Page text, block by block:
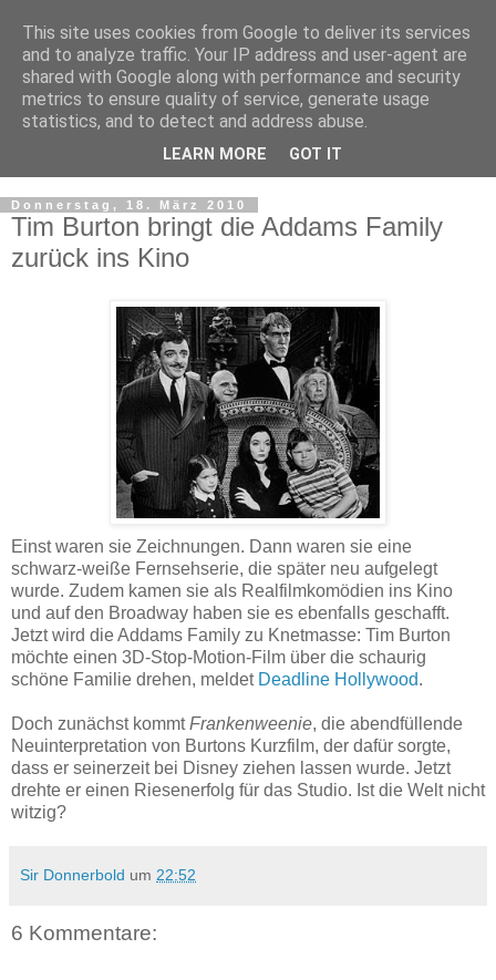
Donnerstag, 18. März 2010
Tim Burton bringt die Addams Family
zurück ins Kino
Einst waren sie Zeichnungen. Dann waren sie eine
schwarz-weiße Fernsehserie, die später neu aufgelegt
wurde. Zudem kamen sie als Realfilmkomödien ins Kino
und auf den Broadway haben sie es ebenfalls geschafft.
Jetzt wird die Addams Family zu Knetmasse: Tim Burton
möchte einen 3D-Stop-Motion-Film über die schaurig
schöne Familie drehen, meldet Deadline Hollywood.
Doch zunächst kommtFrankenweenie, die abendfüllende
Neuinterpretation von Burtons Kurzfilm, der dafür sorgte,
dass er seinerzeit bei Disney ziehen lassen wurde. Jetzt
drehte er einen Riesenerfolg für das Studio. Ist die Welt nicht
witzig?
Sir Donnerbold um 22:52
6 Kommentare:
This site uses cookies from Google to deliver its services
and to analyze traffic. Your IP address and user-agent are
shared with Google along with performance and security
metrics to ensure quality of service, generate usage
statistics, and to detect and address abuse.
LEARN MORE GOT IT